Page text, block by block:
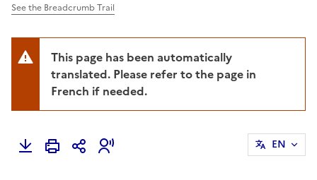
See the Breadcrumb Trail
This page has been automatically
translated. Please refer to the page in
French if needed.
EN